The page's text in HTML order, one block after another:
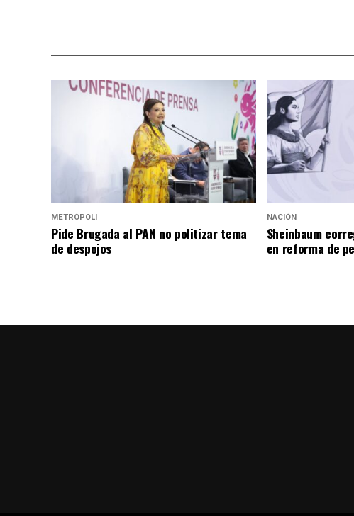
METRÓPOLI
Pide Brugada al PAN no politizar tema
de despojos
NACIÓN
Sheinbaum
en reforma de